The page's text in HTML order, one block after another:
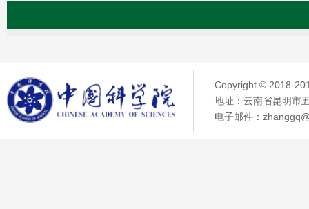
Copyright © 2018-
地址：云南省昆明市
电子邮件：